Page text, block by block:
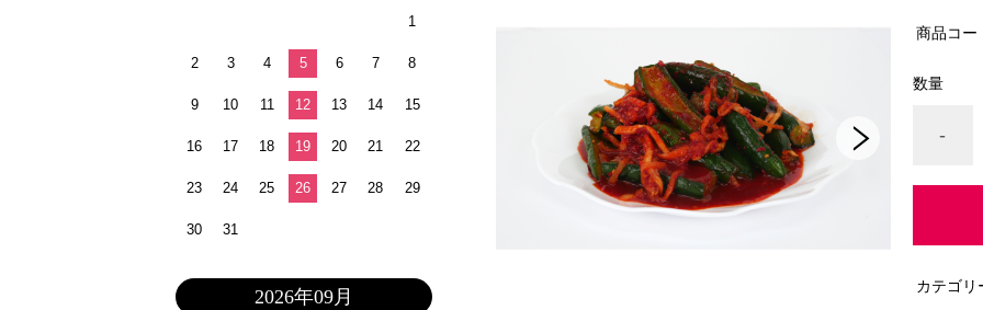
商品コー
数量
-
カテゴリ
1
2 3 4 5 6 7 8
9 10 11 12 13 14 15
16 17 18 19 20 21 22
23 24 25 26 27 28 29
30 31
2026年09月